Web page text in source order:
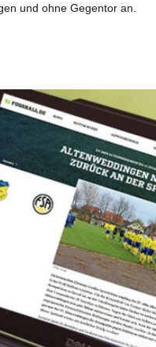
und ohne Gegentor an.